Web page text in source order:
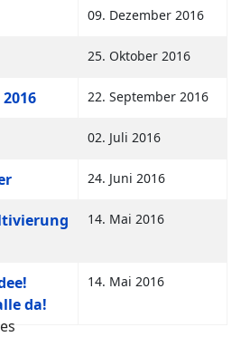
09. Dezember 2016
25. Oktober 2016
22. September 2016
02. Juli 2016
24. Juni 2016
14. Mai 2016
da!
14. Mai 2016